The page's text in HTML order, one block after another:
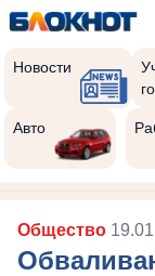
Новости
Авто
Общество